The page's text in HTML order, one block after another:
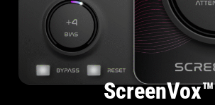
ScreenVox™